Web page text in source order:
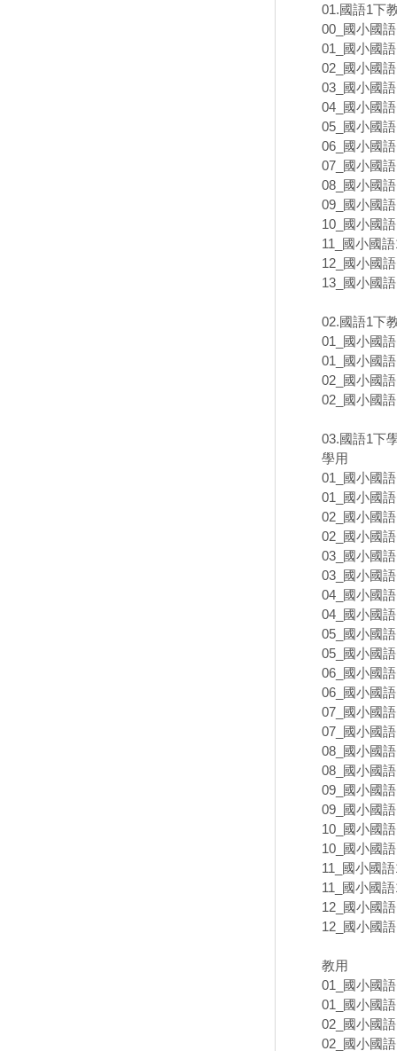
01.國語1下
00_國小國
01_國小國
02_國小國
03_國小國
04_國小國
05_國小國
06_國小國
07_國小國
08_國小國
09_國小國
10_國小國
11_國小國
12_國小國
13_國小國
02.國語1下
01_國小國
01_國小國
02_國小國
02_國小國
03.國語1下
學用
01_國小國
01_國小國
02_國小國
02_國小國
03_國小國
03_國小國
04_國小國
04_國小國
05_國小國
05_國小國
06_國小國
06_國小國
07_國小國
07_國小國
08_國小國
08_國小國
09_國小國
09_國小國
10_國小國
10_國小國
11_國小國
11_國小國
12_國小國
12_國小國
教用
01_國小國
01_國小國
02_國小國
02_國小國